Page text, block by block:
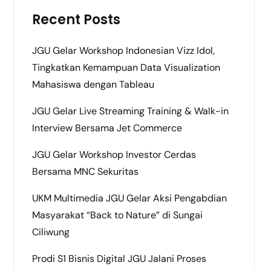
Recent Posts
JGU Gelar Workshop Indonesian Vizz Idol,
Tingkatkan Kemampuan Data Visualization
Mahasiswa dengan Tableau
JGU Gelar Live Streaming Training & Walk-in
Interview Bersama Jet Commerce
JGU Gelar Workshop Investor Cerdas
Bersama MNC Sekuritas
UKM Multimedia JGU Gelar Aksi Pengabdian
Masyarakat “Back to Nature” di Sungai
Ciliwung
Prodi S1 Bisnis Digital JGU Jalani Proses